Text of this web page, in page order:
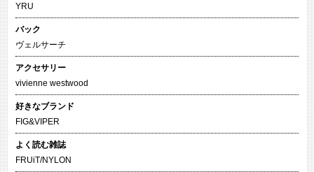
YRU
バック
ヴェルサーチ
アクセサリー
vivienne westwood
好きなブランド
FIG&VIPER
よく読む雑誌
FRUiT/NYLON